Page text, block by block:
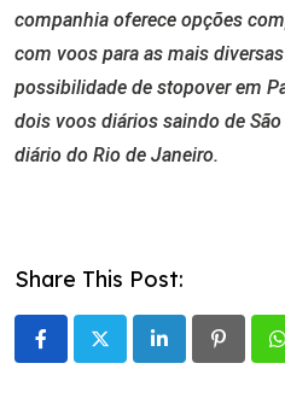
companhia oferece opções
com voos para as mais
possibilidade de stopover em
dois voos diários saindo de
diário do Rio de Janeiro.
Share This Post:
LinkedIn